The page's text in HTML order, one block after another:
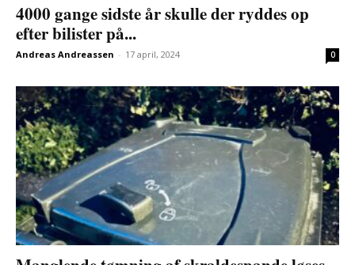
4000 gange sidste år skulle der ryddes op
efter bilister på...
Andreas Andreassen - 17 april, 2024 0